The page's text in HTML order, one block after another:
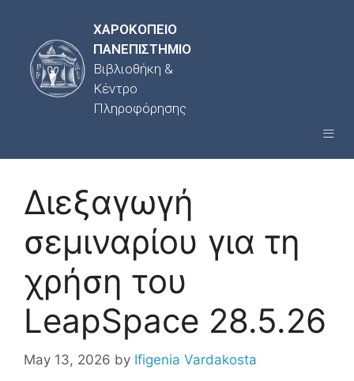
ΧΑΡΟΚΟΠΕΙΟ
ΠΑΝΕΠΙΣΤΗΜΙΟ
Βιβλιοθήκη &
Κέντρο
Πληροφόρησης
Διεξαγωγή
σεμιναρίου για τη
χρήση του
LeapSpace 28.5.26
May 13, 2026 by Ifigenia Vardakosta